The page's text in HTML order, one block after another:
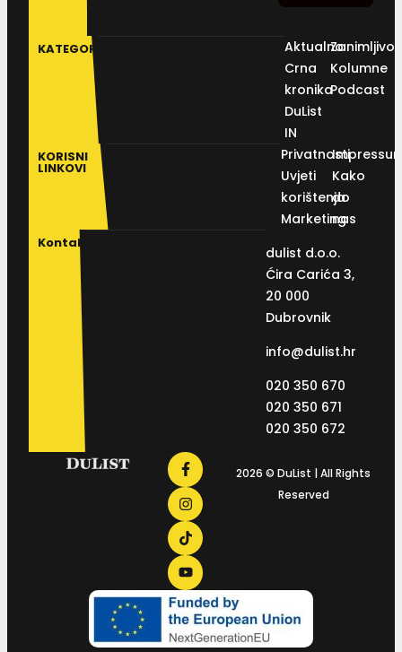
KATEGORIJE
Aktualno
Crna
kronika
DuList
IN
Kolumne
Podcast
KORISNI
LINKOVI
Privatnosti
Uvjeti
korištenja
Marketing
Kako
do
nas
Kontakt
dulist d.o.o.
Ćira Carića 3,
20 000
Dubrovnik
info@dulist.hr
020 350 670
020 350 671
020 350 672
2026 © DuList | All Rights
Reserved